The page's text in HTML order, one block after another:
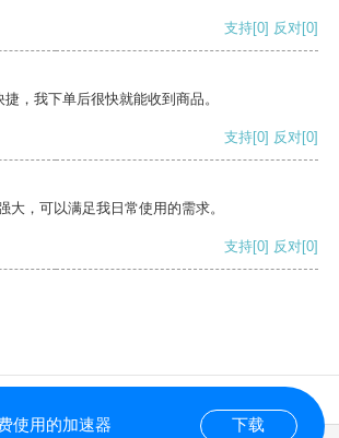
支持[0] 反对[0]
，我下单后很快就能收到商品。
支持[0] 反对[0]
大，可以满足我日常使用的需求。
支持[0] 反对[0]
使用的加速器 下载